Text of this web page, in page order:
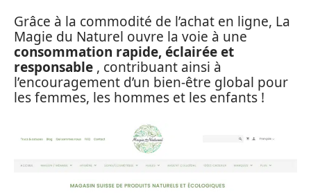
Grâce à la commodité de l’achat en ligne, La
Magie du Naturel ouvre la voie à une
consommation rapide, éclairée et
responsable , contribuant ainsi à
l’encouragement d’un bien-être global pour
les femmes, les hommes et les enfants !